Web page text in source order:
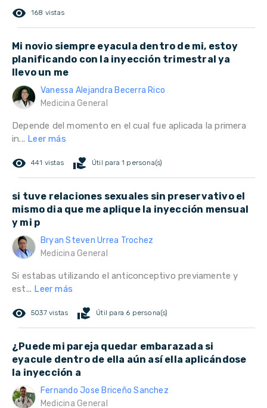
remove_red_eye 168 vistas
Mi novio siempre eyacula dentro de mi, estoy
planificando con la inyección trimestral ya
llevo un me
Vanessa Alejandra Becerra Rico
Medicina General
Depende del momento en el cual fue aplicada la primera
in... Leer más
remove_red_eye 441 vistas volunteer_activism Útil para 1 persona(s)
si tuve relaciones sexuales sin preservativo el
mismo dia que me aplique la inyección mensual
y mi p
Bryan Steven Urrea Trochez
Medicina General
Si estabas utilizando el anticonceptivo previamente y
est... Leer más
remove_red_eye 5037 vistas volunteer_activism Útil para 6 persona(s)
¿Puede mi pareja quedar embarazada si
eyacule dentro de ella aún así ella aplicándose
la inyección a
Fernando Jose Briceño Sanchez
Medicina General